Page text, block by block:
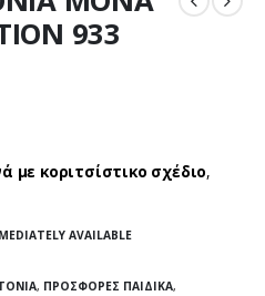
933
με κοριτσίστικο σχέδιο,
AVAILABLE
, ΠΡΟΣΦΟΡΈΣ ΠΑΙΔΙΚΆ,